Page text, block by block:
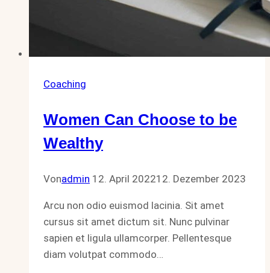
Coaching
Women Can Choose to be
Wealthy
Vonadmin 12. April 202212. Dezember 2023
Arcu non odio euismod lacinia. Sit amet
cursus sit amet dictum sit. Nunc pulvinar
sapien et ligula ullamcorper. Pellentesque
diam volutpat commodo…